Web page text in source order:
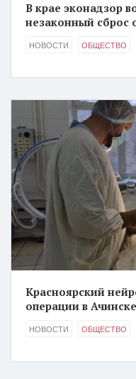
В крае эконадзор
незаконный сброс
НОВОСТИ ОБЩЕСТВО
Красноярский
операции в Ачинске
НОВОСТИ ОБЩЕСТВО